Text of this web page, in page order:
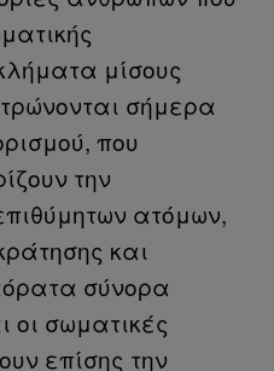
μίσους
σήμερα
που
την
ατόμων,
και
σύνορα
σωματικές
επίσης την